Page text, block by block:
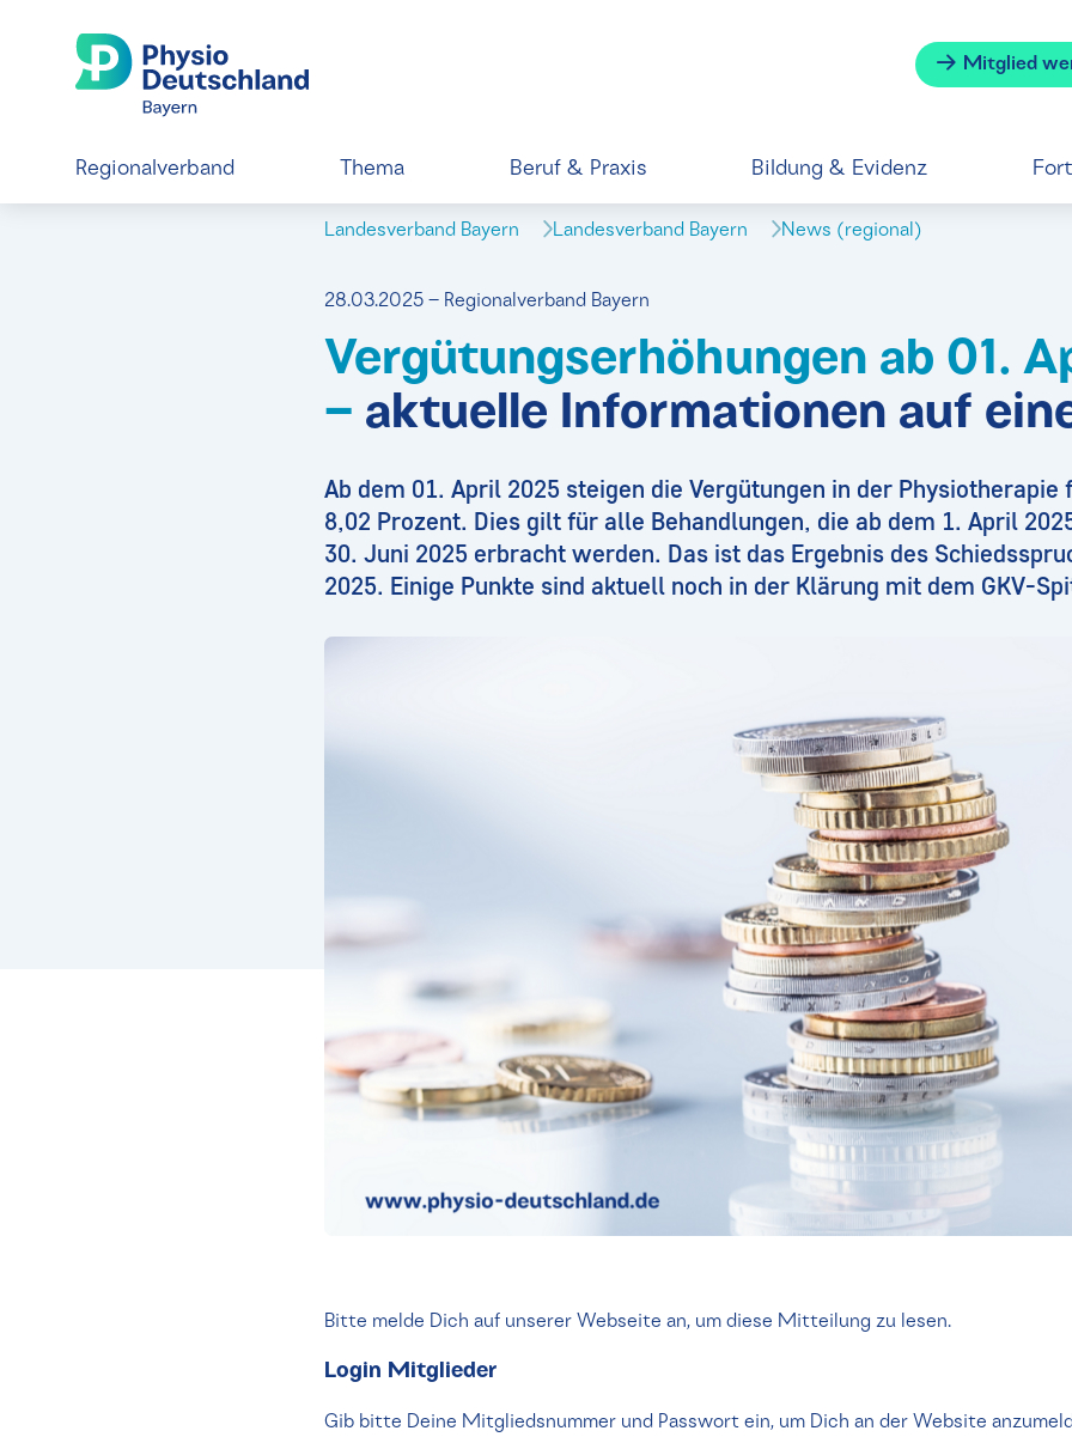
Mitglied
Regionalverband Thema Beruf & Praxis Bildung & Evidenz
Landesverband Bayern Landesverband Bayern News (regional)
28.03.2025 – Regionalverband Bayern
Vergütungserhöhungen ab 01.
– aktuelle Informationen auf
Ab dem 01. April 2025 steigen die Vergütungen in der
8,02 Prozent. Dies gilt für alle Behandlungen, die ab dem 1. April
30. Juni 2025 erbracht werden. Das ist das Ergebnis des
2025. Einige Punkte sind aktuell noch in der Klärung mit dem GKV-
Bitte melde Dich auf unserer Webseite an, um diese Mitteilung zu lesen.
Login Mitglieder
Gib bitte Deine Mitgliedsnummer und Passwort ein, um Dich an der Website